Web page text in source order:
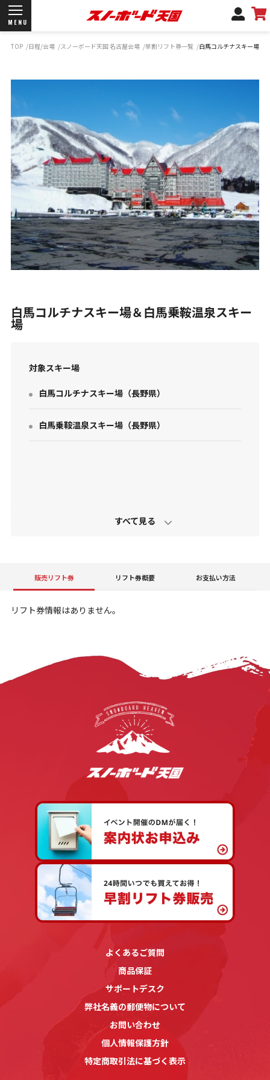
MENU
よくあるご質問
商品保証
サポートデスク
弊社名義の郵便について
新規会員登録
ログイン
特定商取引法に基づく表示
TOP 日程/会場 スノーボード天国 名古屋会場 早割リフト券一覧 白馬コルチナスキー場＆
白馬コルチナスキー場＆白馬乗鞍温泉スキー
場
対象スキー場
白馬コルチナスキー場（長野県）
白馬乗鞍温泉スキー場（長野県）
販売リフト券 リフト券概要 お支払い方法
リフト券情報はありません。
よくあるご質問
商品保証
サポートデスク
弊社名義の郵便物について
お問い合わせ
個人情報保護方針
特定商取引法に基づく表示